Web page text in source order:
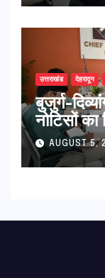
उत्तराखंड देहरादून
बुजुर्ग-
नोटिसों का
AUGUST 5,